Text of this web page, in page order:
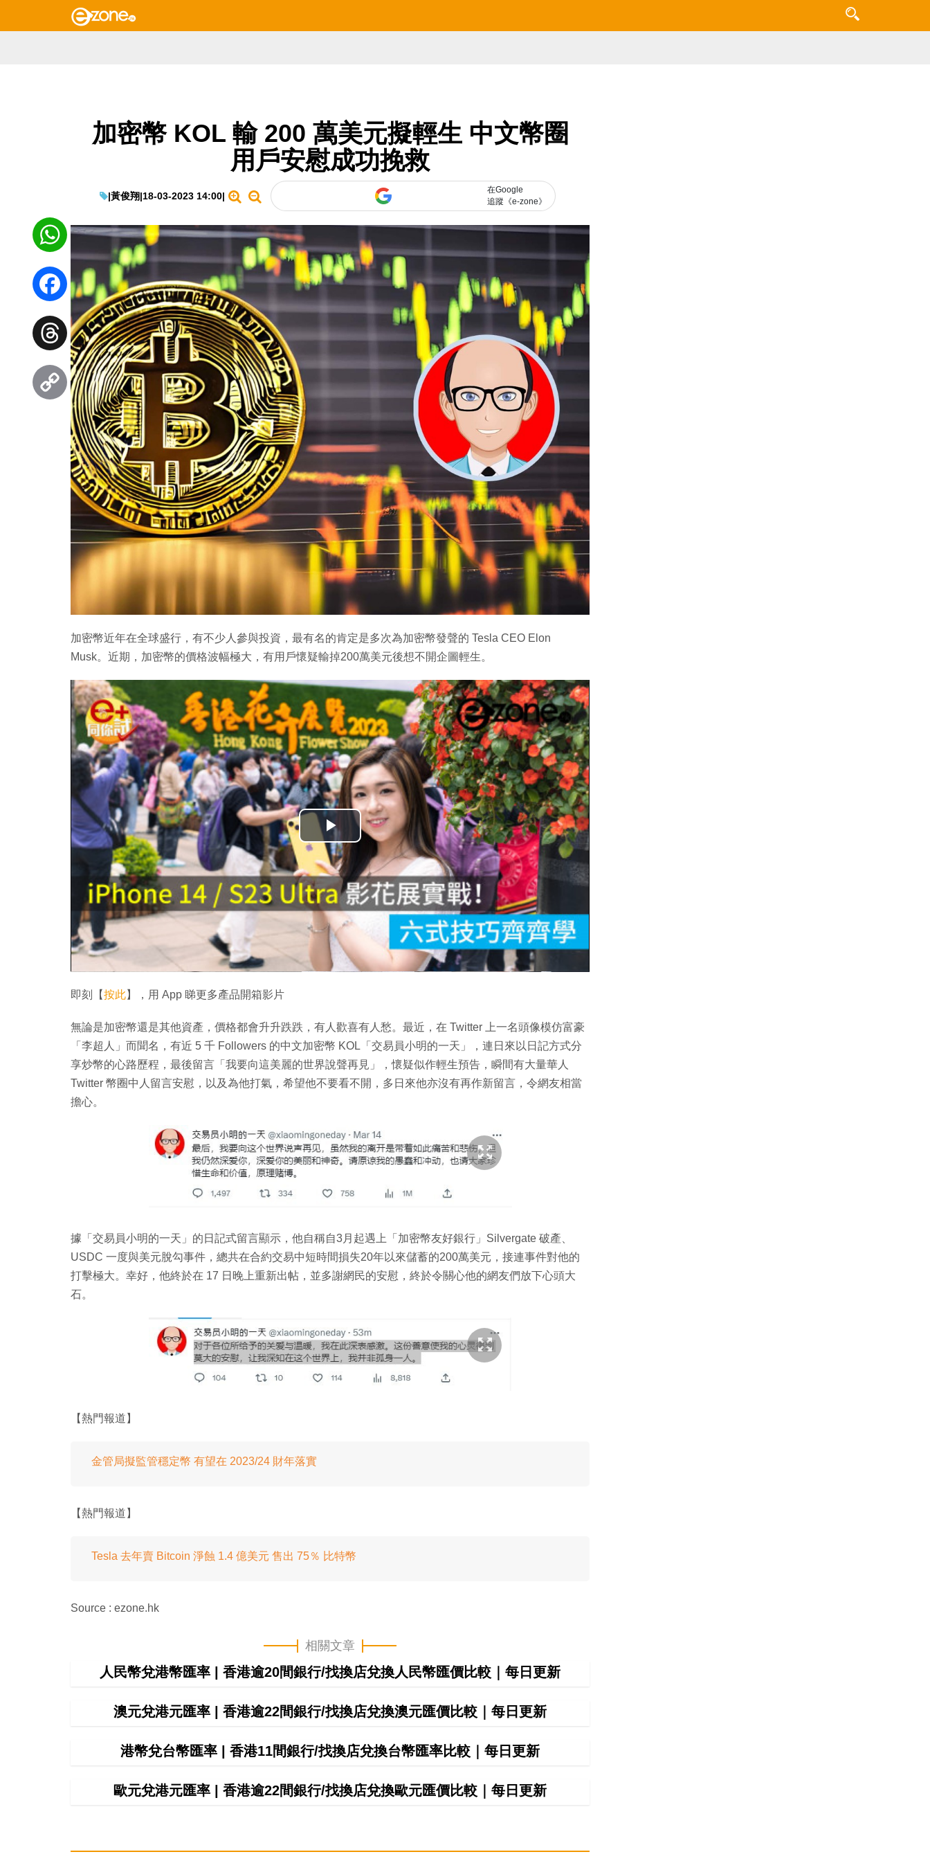
加密幣 KOL 輸 200 萬美元擬輕生 中文幣圈
用戶安慰成功挽救
|黃俊翔|18-03-2023 14:00|
在Google
追蹤《e-zone》
加密幣近年在全球盛行，有不少人參與投資，最有名的肯定是多次為加密幣發聲的 Tesla CEO Elon
Musk。近期，加密幣的價格波幅極大，有用戶懷疑輸掉200萬美元後想不開企圖輕生。
播
放
影
片
即刻【按此】，用 App 睇更多產品開箱影片
無論是加密幣還是其他資產，價格都會升升跌跌，有人歡喜有人愁。最近，在 Twitter 上一名頭像模仿富豪
「李超人」而聞名，有近 5 千 Followers 的中文加密幣 KOL「交易員小明的一天」，連日來以日記方式分
享炒幣的心路歷程，最後留言「我要向這美麗的世界說聲再見」，懷疑似作輕生預告，瞬間有大量華人
Twitter 幣圈中人留言安慰，以及為他打氣，希望他不要看不開，多日來他亦沒有再作新留言，令網友相當
擔心。
據「交易員小明的一天」的日記式留言顯示，他自稱自3月起遇上「加密幣友好銀行」Silvergate 破產、
USDC 一度與美元脫勾事件，總共在合約交易中短時間損失20年以來儲蓄的200萬美元，接連事件對他的
打擊極大。幸好，他終於在 17 日晚上重新出帖，並多謝網民的安慰，終於令關心他的網友們放下心頭大
石。
【熱門報道】
金管局擬監管穩定幣 有望在 2023/24 財年落實
【熱門報道】
Tesla 去年賣 Bitcoin 淨蝕 1.4 億美元 售出 75％ 比特幣
Source : ezone.hk
相關文章
人民幣兌港幣匯率 | 香港逾20間銀行/找換店兌換人民幣匯價比較｜每日更新
澳元兌港元匯率 | 香港逾22間銀行/找換店兌換澳元匯價比較｜每日更新
港幣兌台幣匯率 | 香港11間銀行/找換店兌換台幣匯率比較｜每日更新
歐元兌港元匯率 | 香港逾22間銀行/找換店兌換歐元匯價比較｜每日更新
WhatsApp
Facebook
Threads
Copy
Link